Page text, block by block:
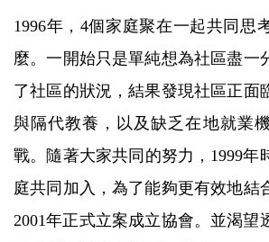
1996年，4個家庭聚在一起共同思
麼。一開始只是單純想為社區盡一
了社區的狀況，結果發現社區正面
與隔代教養，以及缺乏在地就業
戰。隨著大家共同的努力，1999年
庭共同加入，為了能夠更有效地結
2001年正式立案成立協會。並渴望